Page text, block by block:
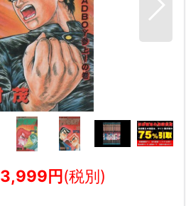
3,999円(税別)